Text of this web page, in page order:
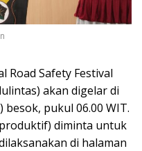
Road Safety Festival
akan digelar di
besok, pukul 06.00 WIT.
diminta untuk
di halaman